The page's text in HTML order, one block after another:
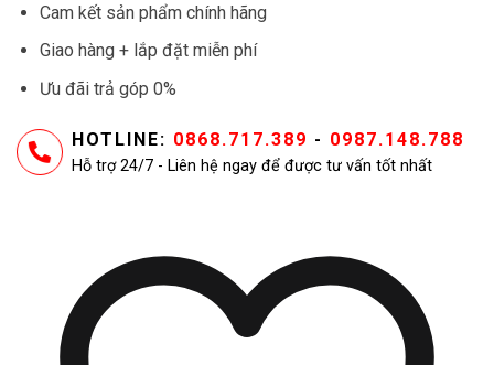
Cam kết sản phẩm chính hãng
Giao hàng + lắp đặt miễn phí
Ưu đãi trả góp 0%
HOTLINE: 0868.717.389 - 0987.148.788
Hỗ trợ 24/7 - Liên hệ ngay để được tư vấn tốt nhất